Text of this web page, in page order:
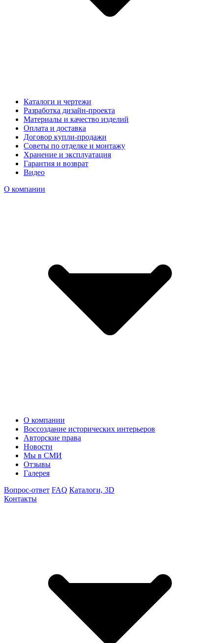
Каталоги и чертежи
Разработка дизайн-проекта
Материалы и качество изделий
Оплата и доставка
Договор купли-продажи
Советы по отделке и монтажу
Хранение и эксплуатация
Гарантия и возврат
Видео
О компании
О компании
Воссоздание исторических интерьеров
Авторские права
Новости
Мы в СМИ
Отзывы
Галерея
Вопрос-ответ FAQ Каталоги, 3D
Контакты